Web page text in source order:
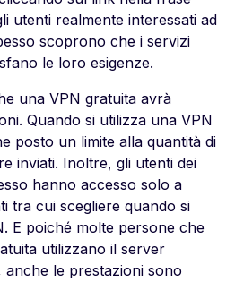
utenti realmente interessati ad
scoprono che i servizi
le loro esigenze.
una VPN gratuita avrà
Quando si utilizza una VPN
posto un limite alla quantità di
inviati. Inoltre, gli utenti dei
hanno accesso solo a
tra cui scegliere quando si
E poiché molte persone che
utilizzano il server
le prestazioni sono